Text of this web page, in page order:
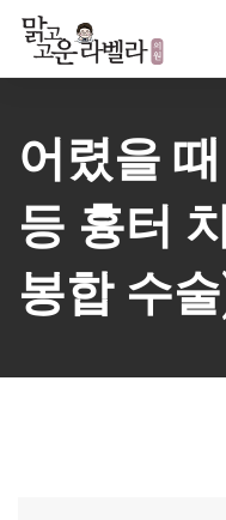
Skip
content
어렸을
등 흉터
봉합 수